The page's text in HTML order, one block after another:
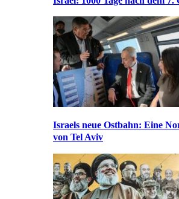
Israels neue Ostbahn: Eine
von Tel Aviv